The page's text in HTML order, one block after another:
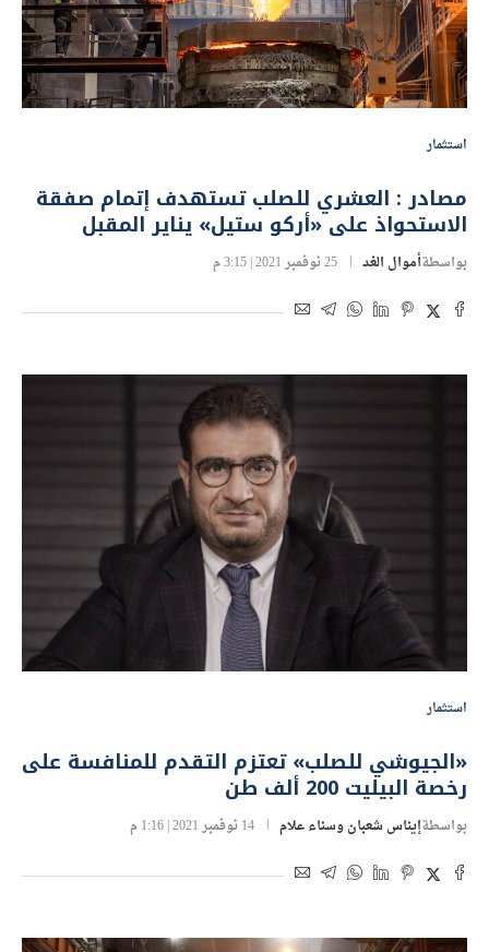
استثمار
مصادر : العشري للصلب تستهدف إتمام صفقة
الاستحواذ على «أركو ستيل» يناير المقبل
بواسطةأموال الغد 25 نوفمبر 2021 | 3:15 م
استثمار
«الجيوشي للصلب» تعتزم التقدم للمنافسة على
رخصة البيليت 200 ألف طن
بواسطةإيناس شعبان وسناء علام 14 نوفمبر 2021 | 1:16 م